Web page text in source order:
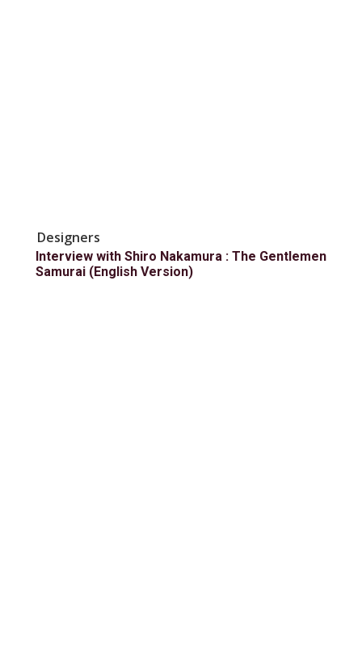
Designers
Interview with Shiro Nakamura : The Gentlemen
Samurai (English Version)